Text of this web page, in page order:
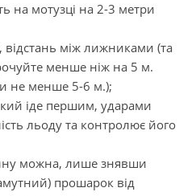
на мотузці на 2-3 метри
між лижниками (та
менше ніж на 5 м.
не менше 5-6 м.);
іде першим, ударами
льоду та контролює його
можна, лише знявши
проша­рок від